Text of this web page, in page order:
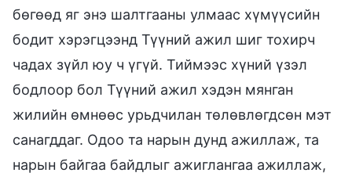
бөгөөд яг энэ шалтгааны улмаас хүмүүсийн
бодит хэрэгцээнд Түүний ажил шиг тохирч
чадах зүйл юу ч үгүй. Тиймээс хүний үзэл
бодлоор бол Түүний ажил хэдэн мянган
жилийн өмнөөс урьдчилан төлөвлөгдсөн мэт
санагддаг. Одоо та нарын дунд ажиллаж, та
нарын байгаа байдлыг ажиглангаа ажиллаж,